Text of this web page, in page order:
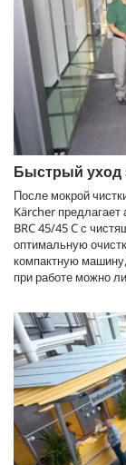
Быстрый уход
После мокрой
Kärcher
BRC 45/45 C с
оптимальную
компактную
при работе можно